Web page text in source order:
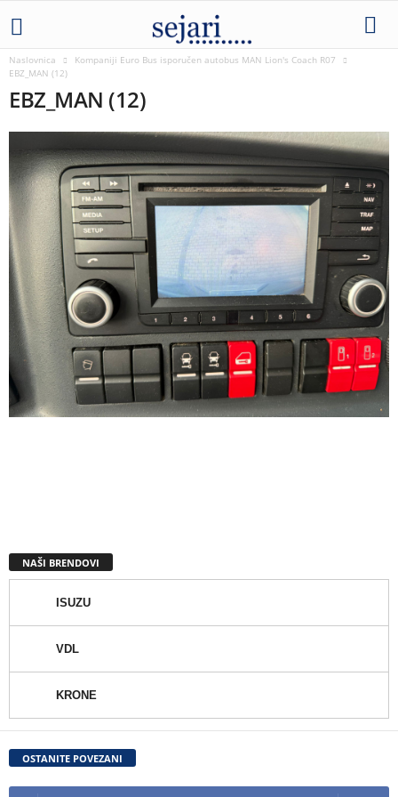
Naslovnica
Kompaniji Euro Bus isporučen autobus MAN Lion's Coach R07
EBZ_MAN (12)
EBZ_MAN (12)
NAŠI BRENDOVI
ISUZU
VDL
KRONE
OSTANITE POVEZANI